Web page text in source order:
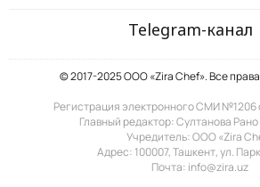
Telegram-канал
© 2017-2025 ООО «Zira Chef». Все
Регистрация электронного СМИ №1206
Главный редактор: Султанова
Учредитель: ООО «Zira
Адрес: 100007, Ташкент, ул.
Почта: info@zira.uz